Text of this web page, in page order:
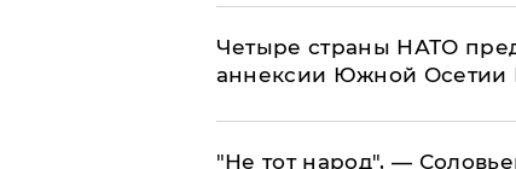
Четыре страны НАТО
аннексии Южной Осетии
​"Не тот народ", —